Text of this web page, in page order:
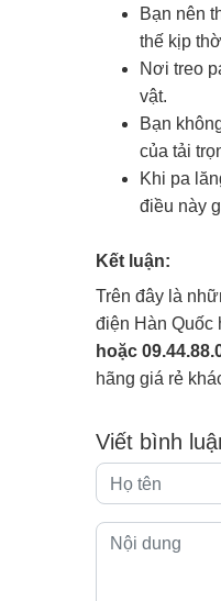
Bạn nên
thế kịp
Nơi treo
vật.
Bạn
của tải
Khi pa
điều này
Kết luận:
Trên đây là
điện Hàn Quốc
hoặc
hãng giá rẻ
Viết bình